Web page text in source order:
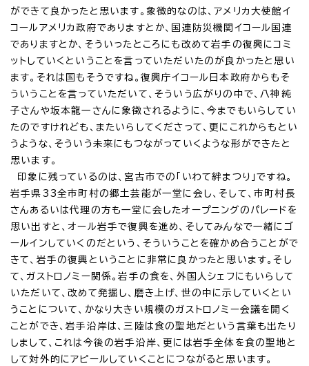
ができて良かったと思います。象徴的なのは、アメリカ大使館イ
コールアメリカ政府でありますとか、国連防災機関イコール国連
でありますとか、そういったところにも改めて岩手の復興にコミ
ットしていくということを言っていただいたのが良かったと思い
ます。それは国もそうですね。復興庁イコール日本政府からもそ
ういうことを言っていただいて、そういう広がりの中で、八神純
子さんや坂本龍一さんに象徴されるように、今までもいらしてい
たのですけれども、またいらしてくださって、更にこれからもとい
うような、そういう未来にもつながっていくような形ができたと
思います。
印象に残っているのは、宮古市での「いわて絆まつり」ですね。
岩手県33全市町村の郷土芸能が一堂に会し、そして、市町村長
さんあるいは代理の方も一堂に会したオープニングのパレードを
思い出すと、オール岩手で復興を進め、そしてみんなで一緒にゴ
ールインしていくのだという、そういうことを確かめ合うことがで
きて、岩手の復興ということに非常に良かったと思います。そし
て、ガストロノミー関係。岩手の食を、外国人シェフにもいらして
いただいて、改めて発掘し、磨き上げ、世の中に示していくとい
うことについて、かなり大きい規模のガストロノミー会議を開く
ことができ、岩手沿岸は、三陸は食の聖地だという言葉も出たり
しまして、これは今後の岩手沿岸、更には岩手全体を食の聖地と
して対外的にアピールしていくことにつながると思います。